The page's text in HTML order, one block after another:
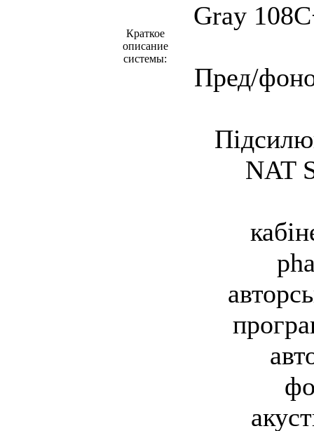
Краткое
описание
системы:
Gray
Пред/
NAT